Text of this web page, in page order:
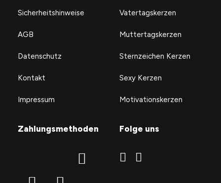
Sicherheitshinweise
AGB
Datenschutz
Kontakt
Impressum
Vatertagskerzen
Muttertagskerzen
Sternzeichen Kerzen
Sexy Kerzen
Motivationskerzen
Zahlungsmethoden Folge uns